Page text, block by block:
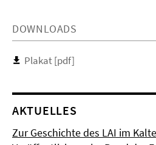
DOWNLOADS
Plakat [pdf]
AKTUELLES
Zur Geschichte des LAI im